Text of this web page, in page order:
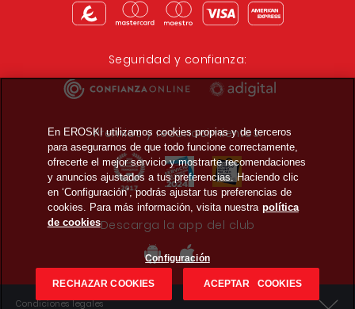
Seguridad y confianza:
Premios y reconocimientos:
Descarga la app del club
Condiciones legales
En EROSKI utilizamos cookies propias y de terceros
para asegurarnos de que todo funcione correctamente,
ofrecerte el mejor servicio y mostrarte recomendaciones
y anuncios ajustados a tus preferencias. Haciendo clic
en ‘Configuración’, podrás ajustar tus preferencias de
cookies. Para más información, visita nuestra política
de cookies
Configuración
RECHAZAR COOKIES ACEPTAR COOKIES